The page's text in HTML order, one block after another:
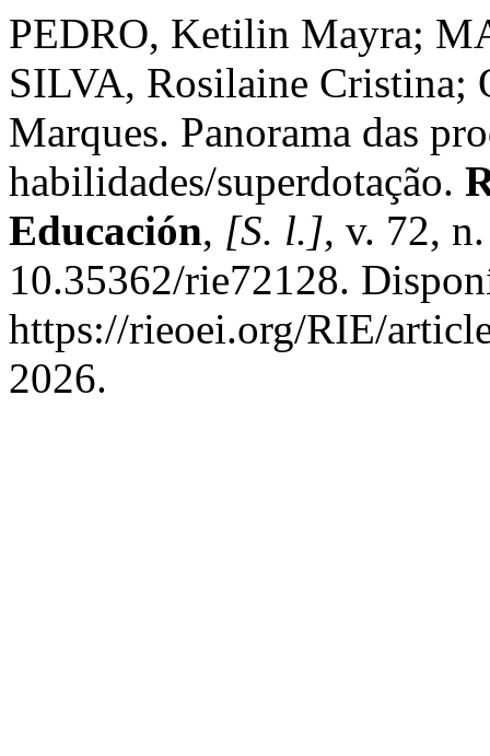
PEDRO, Ketilin Mayra;
SILVA, Rosilaine Cristina;
Marques. Panorama das
habilidades/superdotação.
Educación, [S. l.], v. 72,
10.35362/rie72128.
https://rieoei.org/RIE/
2026.